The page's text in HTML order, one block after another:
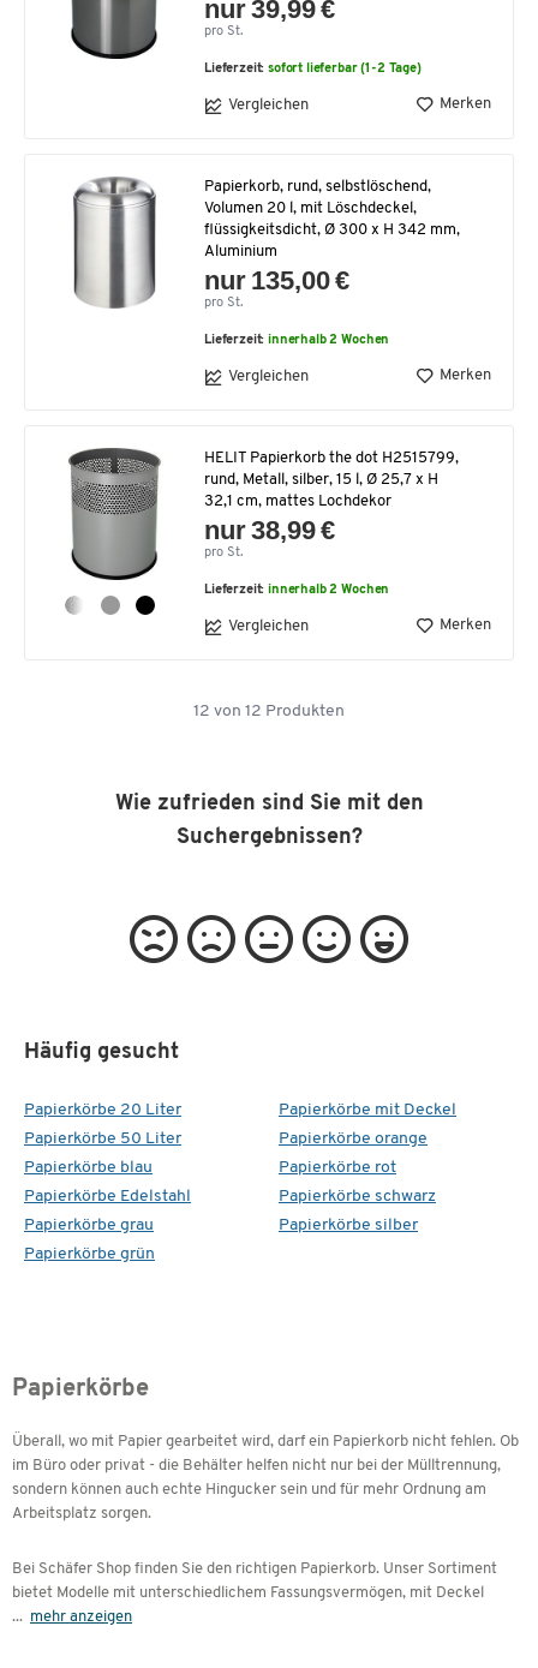
nur 39,99 €
pro St.
Lieferzeit:sofort lieferbar (1-2 Tage)
Vergleichen Merken
Papierkorb, rund, selbstlöschend,
Volumen 20 l, mit Löschdeckel,
flüssigkeitsdicht, Ø 300 x H 342 mm,
Aluminium
nur 135,00 €
pro St.
Lieferzeit:innerhalb 2 Wochen
Vergleichen Merken
HELIT Papierkorb the dot H2515799,
rund, Metall, silber, 15 l, Ø 25,7 x H
32,1 cm, mattes Lochdekor
nur 38,99 €
pro St.
Lieferzeit:innerhalb 2 Wochen
Vergleichen Merken
12 von 12 Produkten
Wie zufrieden sind Sie mit den
Suchergebnissen?
Häufig gesucht
Papierkörbe 20 Liter
Papierkörbe 50 Liter
Papierkörbe blau
Papierkörbe Edelstahl
Papierkörbe grau
Papierkörbe grün
Papierkörbe mit Deckel
Papierkörbe orange
Papierkörbe rot
Papierkörbe schwarz
Papierkörbe silber
Papierkörbe
Überall, wo mit Papier gearbeitet wird, darf ein Papierkorb nicht fehlen. Ob
im Büro oder privat - die Behälter helfen nicht nur bei der Mülltrennung,
sondern können auch echte Hingucker sein und für mehr Ordnung am
Arbeitsplatz sorgen.
Bei Schäfer Shop finden Sie den richtigen Papierkorb. Unser Sortiment
bietet Modelle mit unterschiedlichem Fassungsvermögen, mit Deckel
... mehr anzeigen